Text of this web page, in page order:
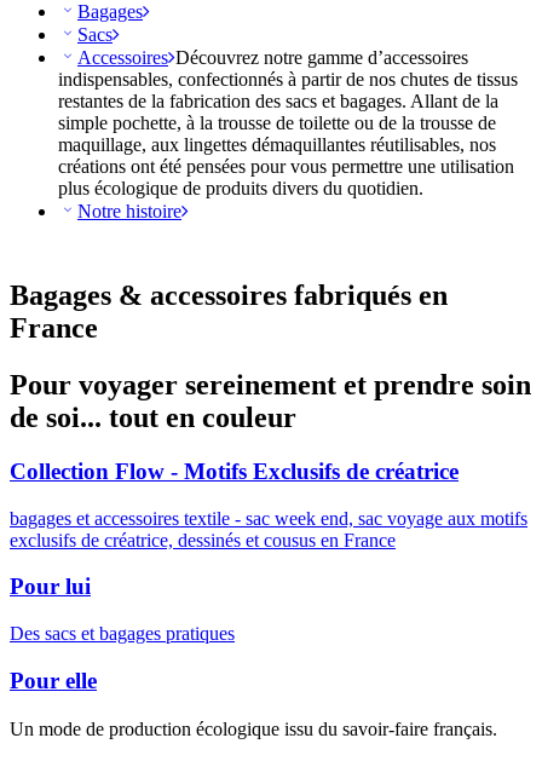
Bagages
Sacs
Accessoires Découvrez notre gamme d’accessoires
indispensables, confectionnés à partir de nos chutes de tissus
restantes de la fabrication des sacs et bagages. Allant de la
simple pochette, à la trousse de toilette ou de la trousse de
maquillage, aux lingettes démaquillantes réutilisables, nos
créations ont été pensées pour vous permettre une utilisation
plus écologique de produits divers du quotidien.
Notre histoire
Bagages & accessoires fabriqués en
France
Pour voyager sereinement et prendre soin
de soi... tout en couleur
Collection Flow - Motifs Exclusifs de créatrice
bagages et accessoires textile - sac week end, sac voyage aux motifs
exclusifs de créatrice, dessinés et cousus en France
Pour lui
Des sacs et bagages pratiques
Pour elle
Un mode de production écologique issu du savoir-faire français.